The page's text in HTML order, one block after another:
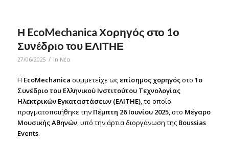
Η EcoMechanica Χορηγός στο 1ο
Συνέδριο του ΕΛΙΤΗΕ
27/06/2025 / in Νέα
Η EcoMechanica συμμετείχε ως επίσημος χορηγόςστο 1ο
Συνέδριο του Ελληνικού Ινστιτούτου Τεχνολογίας
Ηλεκτρικών Εγκαταστάσεων (ΕΛΙΤΗΕ), το οποίο
πραγματοποιήθηκε την Πέμπτη 26 Ιουνίου 2025, στο Μέγαρο
Μουσικής Αθηνών, υπό την άρτια διοργάνωση της Boussias
Events.